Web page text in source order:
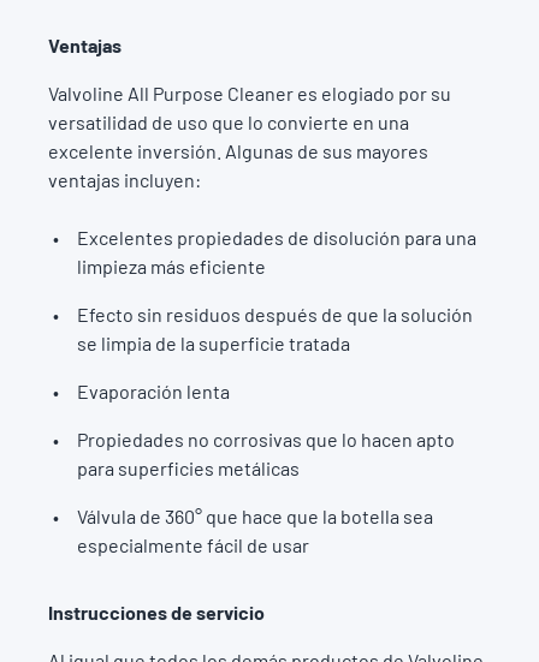
Ventajas
Valvoline All Purpose Cleaner es elogiado por su
versatilidad de uso que lo convierte en una
excelente inversión. Algunas de sus mayores
ventajas incluyen:
Excelentes propiedades de disolución para una
limpieza más eficiente
Efecto sin residuos después de que la solución
se limpia de la superficie tratada
Evaporación lenta
Propiedades no corrosivas que lo hacen apto
para superficies metálicas
Válvula de 360° que hace que la botella sea
especialmente fácil de usar
Instrucciones de servicio